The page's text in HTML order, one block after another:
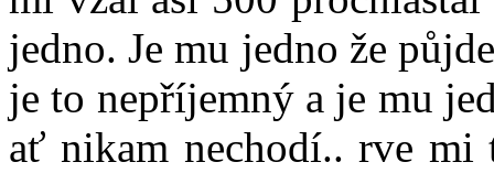
jedno. Je mu jedno že
je to nepříjemný a je mu
ať nikam nechodí.. rve mi